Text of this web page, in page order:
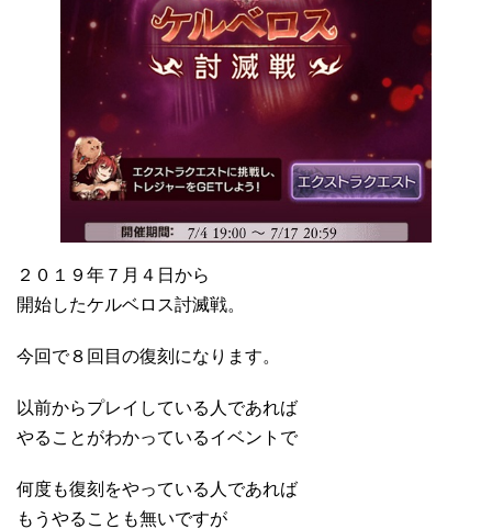
２０１９年７月４日から
開始したケルベロス討滅戦。
今回で８回目の復刻になります。
以前からプレイしている人であれば
やることがわかっているイベントで
何度も復刻をやっている人であれば
もうやることも無いですが